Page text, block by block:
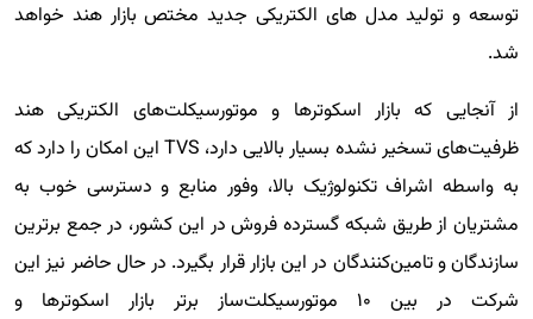
توسعه و تولید مدل های الکتریکی جدید مختص بازار هند خواهد
شد.
از آنجایی که بازار اسکوترها و موتورسیکلت‌های الکتریکی هند
ظرفیت‌های تسخیر نشده بسیار بالایی دارد، TVS این امکان را دارد که
به واسطه اشراف تکنولوژیک بالا، وفور منابع و دسترسی خوب به
مشتریان از طریق شبکه گسترده فروش در این کشور، در جمع برترین
سازندگان و تامین‌کنندگان در این بازار قرار بگیرد. در حال حاضر نیز این
شرکت در بین ۱۰ موتورسیکلت‌ساز برتر بازار اسکوترها و